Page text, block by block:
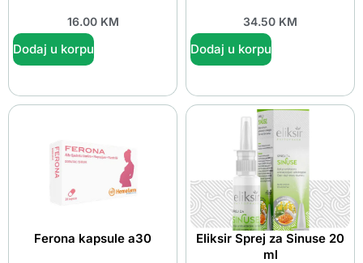
16.00 KM
Dodaj u korpu
34.50 KM
Dodaj u korpu
Ferona kapsule a30
Eliksir Sprej za Sinuse 20
ml